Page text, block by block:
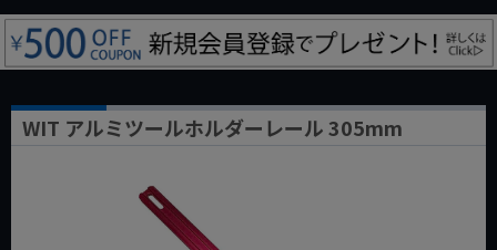
WIT アルミツールホルダーレール 305mm